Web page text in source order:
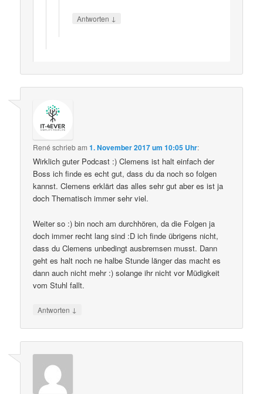
Antworten ↓
René schriebam1. November 2017 um 10:05 Uhr:
Wirklich guter Podcast :) Clemens ist halt einfach der
Boss ich finde es echt gut, dass du da noch so folgen
kannst. Clemens erklärt das alles sehr gut aber es ist ja
doch Thematisch immer sehr viel.
Weiter so :) bin noch am durchhören, da die Folgen ja
doch immer recht lang sind :D ich finde übrigens nicht,
dass du Clemens unbedingt ausbremsen musst. Dann
geht es halt noch ne halbe Stunde länger das macht es
dann auch nicht mehr :) solange ihr nicht vor Müdigkeit
vom Stuhl fallt.
Antworten ↓